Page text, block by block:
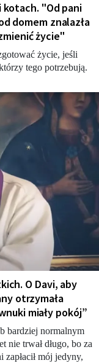
"Od pani
domem znalazła
życie"
życie, jeśli
tego potrzebują.
O Davi, aby
otrzymała
miały pokój”
bardziej normalnym
nie trwał długo, bo za
mój jedyny,